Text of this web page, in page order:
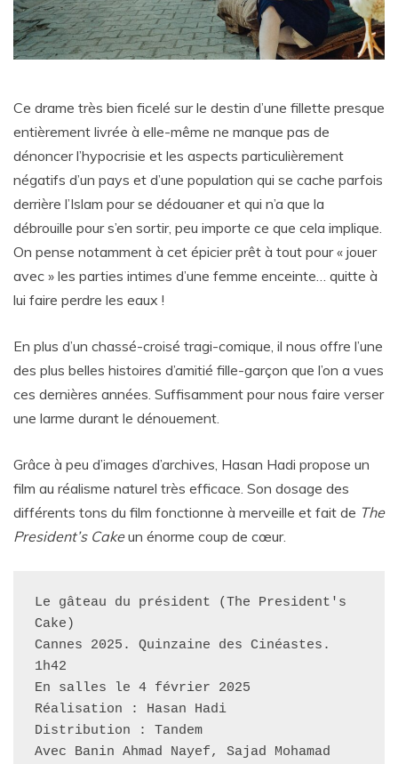
Ce drame très bien ficelé sur le destin d’une fillette presque
entièrement livrée à elle-même ne manque pas de
dénoncer l’hypocrisie et les aspects particulièrement
négatifs d’un pays et d’une population qui se cache parfois
derrière l’Islam pour se dédouaner et qui n’a que la
débrouille pour s’en sortir, peu importe ce que cela implique.
On pense notamment à cet épicier prêt à tout pour « jouer
avec » les parties intimes d’une femme enceinte… quitte à
lui faire perdre les eaux !
En plus d’un chassé-croisé tragi-comique, il nous offre l’une
des plus belles histoires d’amitié fille-garçon que l’on a vues
ces dernières années. Suffisamment pour nous faire verser
une larme durant le dénouement.
Grâce à peu d’images d’archives, Hasan Hadi propose un
film au réalisme naturel très efficace. Son dosage des
différents tons du film fonctionne à merveille et fait de The
President’s Cakeun énorme coup de cœur.
Le gâteau du président (The President's
Cake)
Cannes 2025. Quinzaine des Cinéastes.
1h42
En salles le 4 février 2025
Réalisation : Hasan Hadi
Distribution : Tandem
Avec Banin Ahmad Nayef, Sajad Mohamad